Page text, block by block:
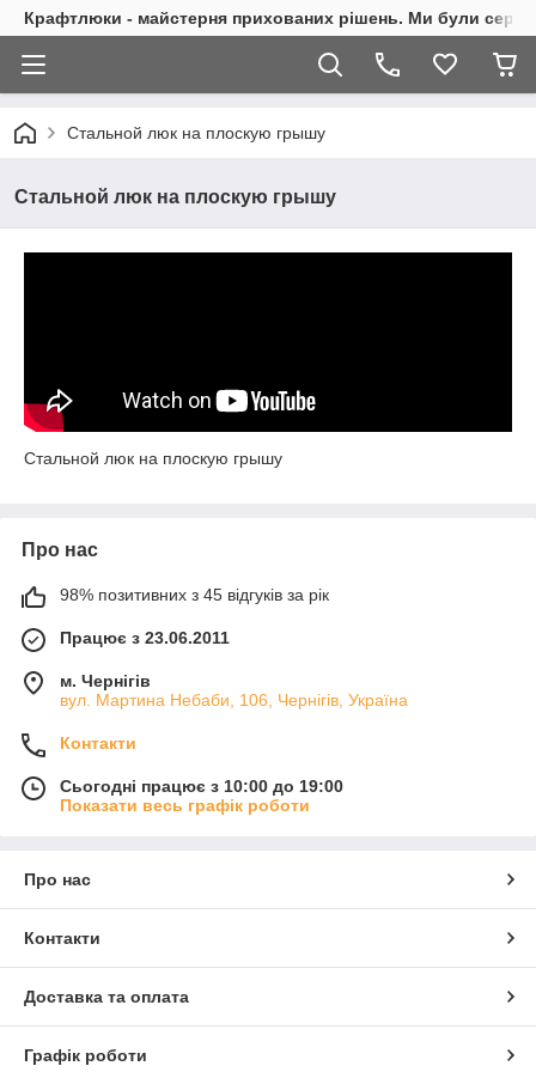
Крафтлюки - майстерня прихованих рішень. Ми були
Стальной люк на плоскую грышу
Стальной люк на плоскую грышу
Стальной люк на плоскую грышу
Про нас
98% позитивних з 45 відгуків за рік
Працює з 23.06.2011
м. Чернігів
вул. Мартина Небаби, 106, Чернігів, Україна
Контакти
Сьогодні працює з 10:00 до 19:00
Показати весь графік роботи
Про нас
Контакти
Доставка та оплата
Графік роботи